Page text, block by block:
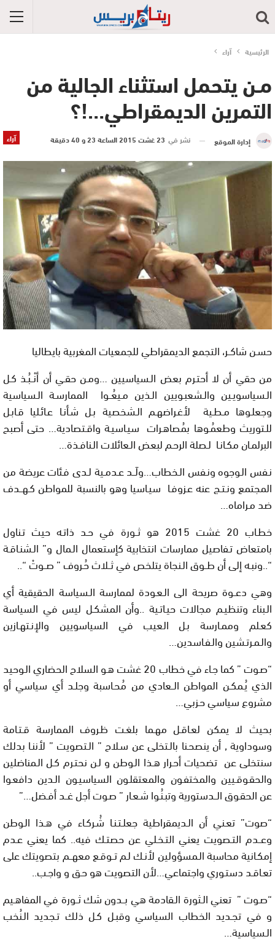
الرئيسية آراء
مـن يتحمل استثناء الجالية من
التمرين الديمقراطي…!؟
آراء إدارة الموقع نشر في 23 غشت 2015 الساعة 23 و 40 دقيقة
حسـن شاكــر، التجمع الديمقراطي للجمعيات المغربية بايطاليا
من حقي أن لا أحتـرم بعض الـسياسيين …ومـن حقـي أن أنْــبُـذ كـل
الـسياسويـين والـشعبـويين الـذين مـيعُــوا الممارسـة الـسياسية
وجعلـوها مـطـية لأغـراضهـم الـشخصية بـل شـأنـا عـائـليا قـابـل
للـتوريث وطعمُـوها بمُصاهـرات سيـاسيـة واقـتصادية… حتى أصبح
البرلمـان مكـانـا لـصلة الرحـم لبعض الـعائلات الـنافـذة…
نـفس الـوجوه ونـفس الـخطاب…ولَــد عـدمـية لـدى فـئات عريضة من
المجتمع ونـتـج عنه عـزوفـا سيـاسيا وهو بالنسبة للمواطن كـهــدف
ضد مـراماه…
خطـاب 20 غشت 2015 هو ثــورة في حـد ذاتـه حيث تـناول
بامتعاض تـفاصيل ممارسات انتخابية كإستعمال الـمال و” الـشنـاقـة
“..ونبـه إلى أن طــوق الـنجاة يتلخص في ثــلاث حُـروف ” صــوتْ “..
وهي دعــوة صريحة الى الـعـودة لممارسة الـسياسة الحقيقية أي
الـبناء وتنظيـم مجالات حيـاتـية ..وأن المشكـل ليس في السياسة
كعـلم وممـارسة بـل العيب في السياسويين والإنـتهـازين
والـمـرتـشين والـفـاسدين…
“صـوت ” كما جـاء في خطاب 20 غشت هـو السلاح الحضاري الـوحيد
الذي يُـمكـن المواطن الــعادي من مُحـاسبة وجلـد أي سياسي أو
مشروع سياسي حـزبي…
بحيث لا يمكن لعـاقـل مهـما بلغـت ظـروف الممارسة قـتـامة
وسوداوية , أن ينصحـنا بالـتخلى عن سـلاح ” الـتصويت ” لأننـا بدلك
سنتخلى عن تضحيات أحـرار هـذا الـوطن و لـن نحتـرم كـل الـمناضلين
والحقـوقـيين والمختفـون والمعتقلـون السياسيـون الـدين دافعـوا
عن الحقـوق الــدستورية وتبـنُـوا شـعـار ” صـوت أجل غــد أفـضل…”
“صوت” تعـني أن الـديمقراطية جعلـتـنـا شُـركـاء في هـذا الـوطن
وعــدم التـصويت يعني التـخـلي عن حصتـك فيه.. كما يعني عـدم
إمكـانية محاسبة الـمسؤولين لأنـك لـم تــوقـع معهــم بتصويتك على
تعـاقـد دستـوري واجتماعي…لأن التصويت هو حـق و واجـب..
“صـوت ” تعني الـثورة الـقادمة هي بــدون شك ثــورة في المفاهـيم
و في تجـديد الخطاب السياسي وقبـل كـل ذلك تـجديد الـنُخب
الـسياسية…